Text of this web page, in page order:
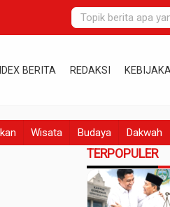
BERITA REDAKSI
Wisata Budaya Dakwah
TERPOPULER